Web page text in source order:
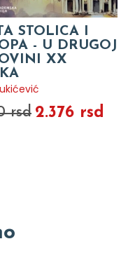
STOLICA I
- U DRUGOJ
XX
rsd 2.376 rsd